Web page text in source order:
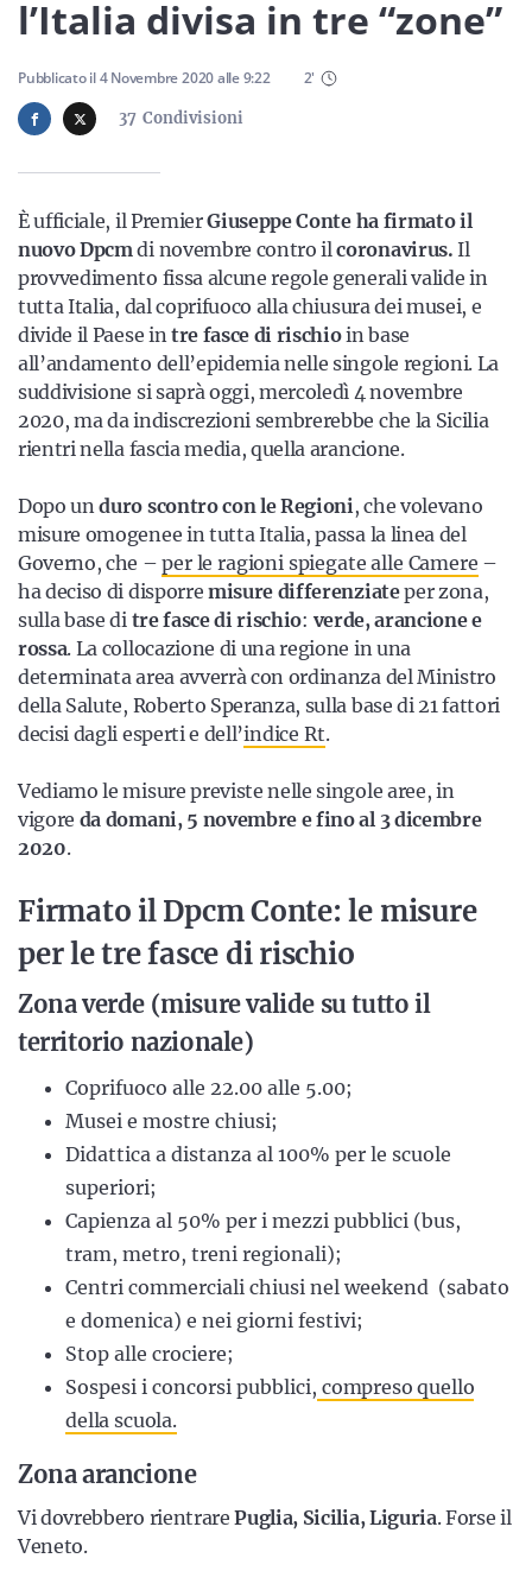
Servizi
Resta sempre aggiornato con le ultime news, iscriviti alla
nostra newsletter
Iscriviti
l’Italia divisa in tre “zone”
37 Condivisioni
Pubblicato il4 Novembre 2020alle9:22 2'
È ufficiale, il PremierGiuseppe Conte ha firmato il
nuovo Dpcmdi novembre contro ilcoronavirus. Il
provvedimento fissa alcune regole generali valide in
tutta Italia, dal coprifuoco alla chiusura dei musei, e
divide il Paese intre fasce di rischioin base
all’andamento dell’epidemia nelle singole regioni. La
suddivisione si saprà oggi, mercoledì 4 novembre
2020, ma da indiscrezioni sembrerebbe che la Sicilia
rientri nella fascia media, quella arancione.
Dopo unduro scontro con le Regioni, che volevano
misure omogenee in tutta Italia, passa la linea del
Governo, che –per le ragioni spiegate alle Camere –
ha deciso di disporre misure differenziateper zona,
sulla base di tre fasce di rischio: verde, arancione e
rossa. La collocazione di una regione in una
determinata area avverrà con ordinanza del Ministro
della Salute, Roberto Speranza, sulla base di 21 fattori
decisi dagli esperti e dell’indice Rt.
Vediamo le misure previste nelle singole aree, in
vigore da domani, 5 novembre e fino al 3 dicembre
2020.
Firmato il Dpcm Conte: le misure
per le tre fasce di rischio
Zona verde (misure valide su tutto il
territorio nazionale)
Coprifuoco alle 22.00 alle 5.00;
Musei e mostre chiusi;
Didattica a distanza al 100% per le scuole
superiori;
Capienza al 50% per i mezzi pubblici (bus,
tram, metro, treni regionali);
Centri commerciali chiusi nel weekend (sabato
e domenica) e nei giorni festivi;
Stop alle crociere;
Sospesi i concorsi pubblici, compreso quello
della scuola.
Zona arancione
Vi dovrebbero rientrare Puglia, Sicilia, Liguria. Forse il
Veneto.